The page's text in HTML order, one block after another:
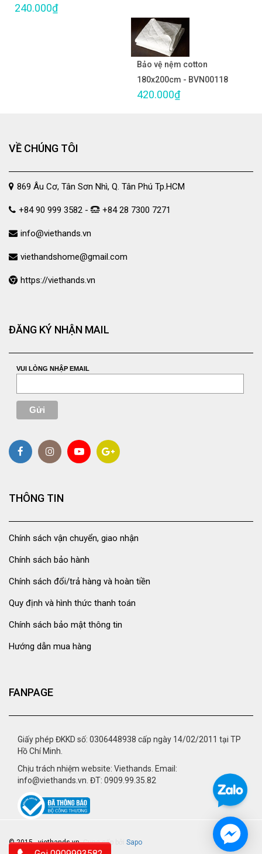
240.000₫
Bảo vệ nệm cotton
180x200cm - BVN00118
420.000₫
VỀ CHÚNG TÔI
869 Âu Cơ, Tân Sơn Nhì, Q. Tân Phú Tp.HCM
+84 90 999 3582 - +84 28 7300 7271
info@viethands.vn
viethandshome@gmail.com
https://viethands.vn
ĐĂNG KÝ NHẬN MAIL
VUI LÒNG NHẬP EMAIL
THÔNG TIN
Chính sách vận chuyển, giao nhận
Chính sách bảo hành
Chính sách đổi/trả hàng và hoàn tiền
Quy định và hình thức thanh toán
Chính sách bảo mật thông tin
Hướng dẫn mua hàng
FANPAGE
Giấy phép ĐKKD số: 0306448938 cấp ngày 14/02/2011 tại TP
Hồ Chí Minh.
Chịu trách nhiệm website: Viethands. Email:
info@viethands.vn. ĐT: 0909.99.35.82
© 2015 - viethands.vn.Cung cấp bởi Sapo